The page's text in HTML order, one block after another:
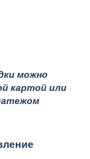
можно
картой или